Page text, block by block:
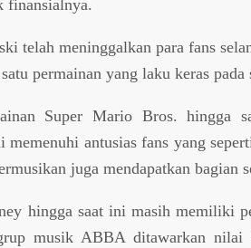
finansialnya.
telah meninggalkan para fans
permainan yang laku keras pada
Super Mario Bros. hingga
memenuhi antusias fans yang
juga mendapatkan bagian
hingga saat ini masih memiliki
musik ABBA ditawarkan